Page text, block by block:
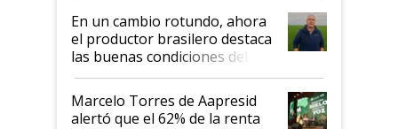
suelo es hablar de todo el
sistema productivo"
En un cambio rotundo, ahora
el productor brasilero destaca
las buenas condiciones del
agro argentino para invertir:
"Los veo más motivados"
Marcelo Torres de Aapresid
alertó que el 62% de la renta